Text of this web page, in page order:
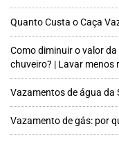
Quanto Custa o Caça
Como diminuir o valor
chuveiro? | Lavar menos
Vazamentos de água da
Vazamento de gás: por